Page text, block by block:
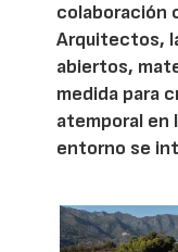
colaboración
Arquitectos,
abiertos,
medida para
atemporal en
entorno se